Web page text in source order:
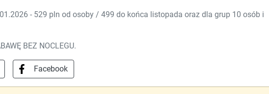
- 529 pln od osoby / 499 do końca listopada oraz dla grup 10 osób i
BEZ NOCLEGU.
Facebook